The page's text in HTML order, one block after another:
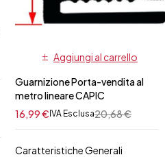
Aggiungi al carrello
Guarnizione Porta-vendita al
metro lineare CAPIC
20,68€
16,99€IVA Esclusa
Caratteristiche Generali